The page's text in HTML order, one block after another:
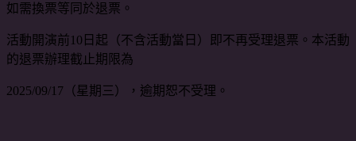
如需換票等同於退票。
活動開演前10日起（不含活動當日）即不再受理退票。本活動
的退票辦理截止期限為
2025/09/17（星期三），逾期恕不受理。